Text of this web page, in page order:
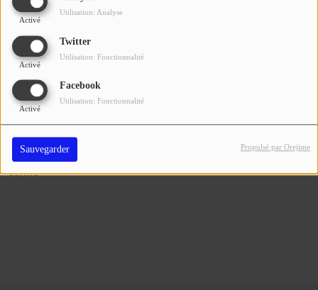
Activé
Utilisation: Analyse
Twitter
Activé
Utilisation: Fonctionnalité
Facebook
Activé
Utilisation: Fonctionnalité
Sauvegarder Propulsé par Orejime
Se connecter
Corine